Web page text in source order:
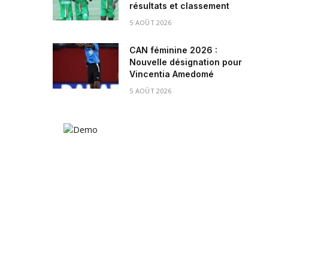
résultats et classement
5 AOÛT 2026
CAN féminine 2026 :
Nouvelle désignation pour
Vincentia Amedomé
5 AOÛT 2026